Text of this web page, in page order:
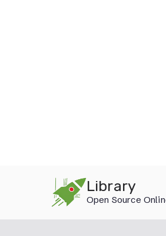
Library
Open Source